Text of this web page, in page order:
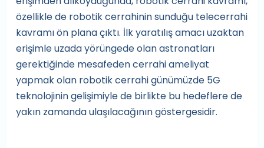
özellikle de robotik cerrahinin sunduğu telecerrahi
kavramı ön plana çıktı. İlk yaratılış amacı uzaktan
erişimle uzada yörüngede olan astronatları
gerektiğinde mesafeden cerrahi ameliyat
yapmak olan robotik cerrahi günümüzde 5G
teknolojinin gelişimiyle de birlikte bu hedeflere de
yakın zamanda ulaşılacağının göstergesidir.